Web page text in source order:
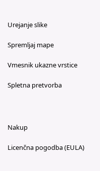
Urejanje slike
Spremljaj mape
Vmesnik ukazne vrstice
Spletna pretvorba
Nakup
Licenčna pogodba (EULA)